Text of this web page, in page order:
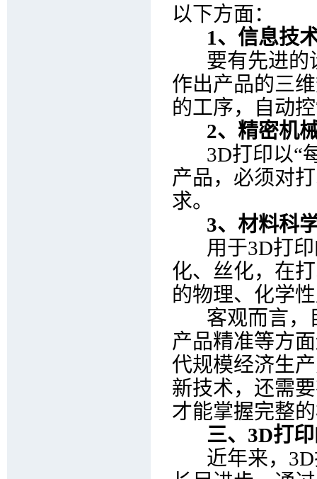
以下方面：
1、信息技
要有先进的
作出产品的三
的工序，自动
2、精密机
3D打印以“每
产品，必须对
求。
3、材料科
用于3D打印
化、丝化，在
的物理、化学
客观而言，
产品精准等方
代规模经济生
新技术，还需
才能掌握完整
三、3D打印
近年来，3D